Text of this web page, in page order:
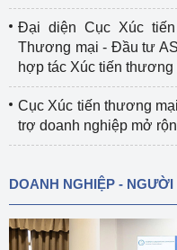
Đại diện Cục Xúc
Thương mại - Đầu tư
hợp tác Xúc tiến thương
Cục Xúc tiến thương
trợ doanh nghiệp mở
DOANH NGHIỆP - NGƯỜI